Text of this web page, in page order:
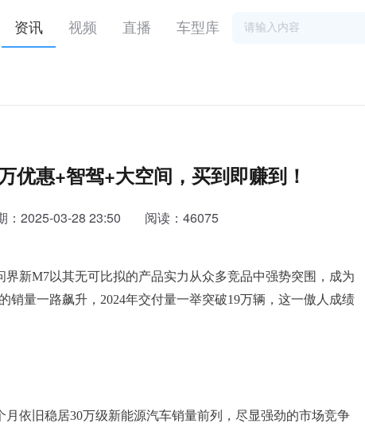
资讯 视频 直播 车型库
优惠+智驾+大空间，买到即赚到！
：2025-03-28 23:50 阅读：46075
新M7以其无可比拟的产品实力从众多竞品中强势突围，成为
销量一路飙升，2024年交付量一举突破19万辆，这一傲人成绩
月依旧稳居30万级新能源汽车销量前列，尽显强劲的市场竞争